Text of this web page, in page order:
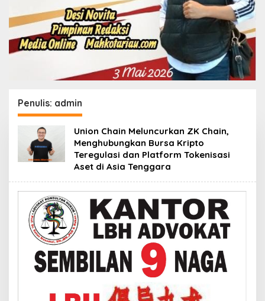
Penulis: admin
Union Chain Meluncurkan ZK Chain,
Menghubungkan Bursa Kripto
Teregulasi dan Platform Tokenisasi
Aset di Asia Tenggara